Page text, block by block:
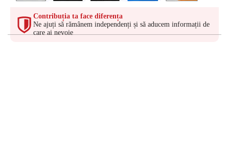
Contribuția ta face diferența
Ne ajuți să rămânem independenți și să aducem informații de
care ai nevoie